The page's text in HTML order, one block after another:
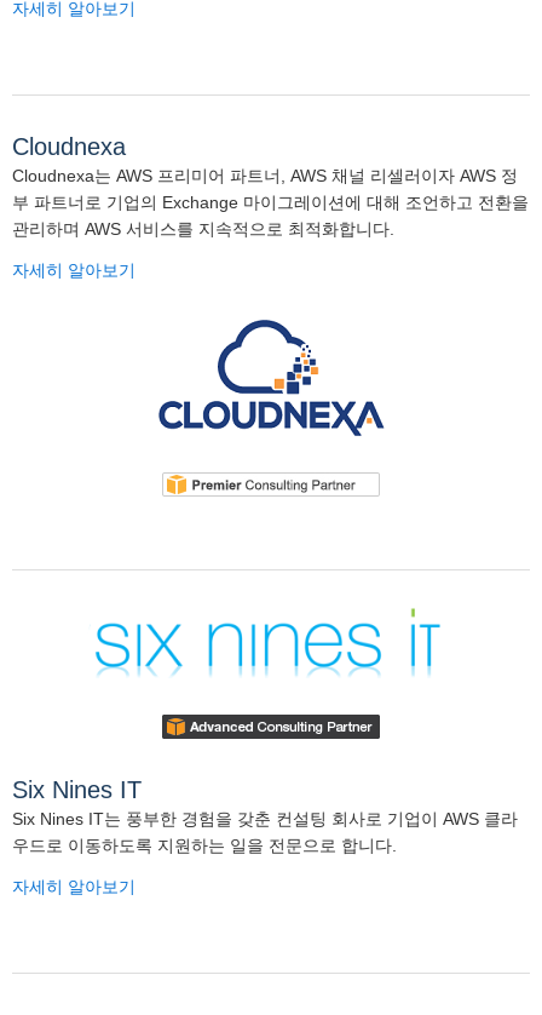
자세히 알아보기
Cloudnexa
Cloudnexa는 AWS 프리미어 파트너, AWS 채널 리셀러이자 AWS 정
부 파트너로 기업의 Exchange 마이그레이션에 대해 조언하고 전환을
관리하며 AWS 서비스를 지속적으로 최적화합니다.
자세히 알아보기
Six Nines IT
Six Nines IT는 풍부한 경험을 갖춘 컨설팅 회사로 기업이 AWS 클라
우드로 이동하도록 지원하는 일을 전문으로 합니다.
자세히 알아보기